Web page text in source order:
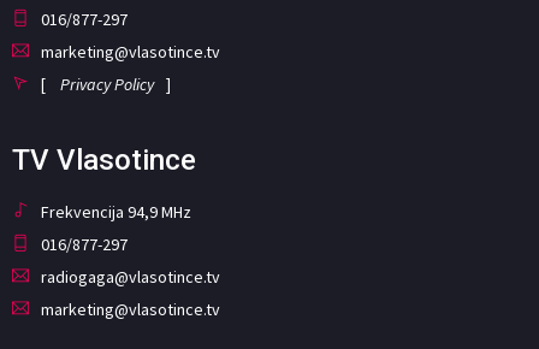
016/877-297
marketing@vlasotince.tv
[ Privacy Policy ]
TV Vlasotince
Frekvencija 94,9 MHz
016/877-297
radiogaga@vlasotince.tv
marketing@vlasotince.tv